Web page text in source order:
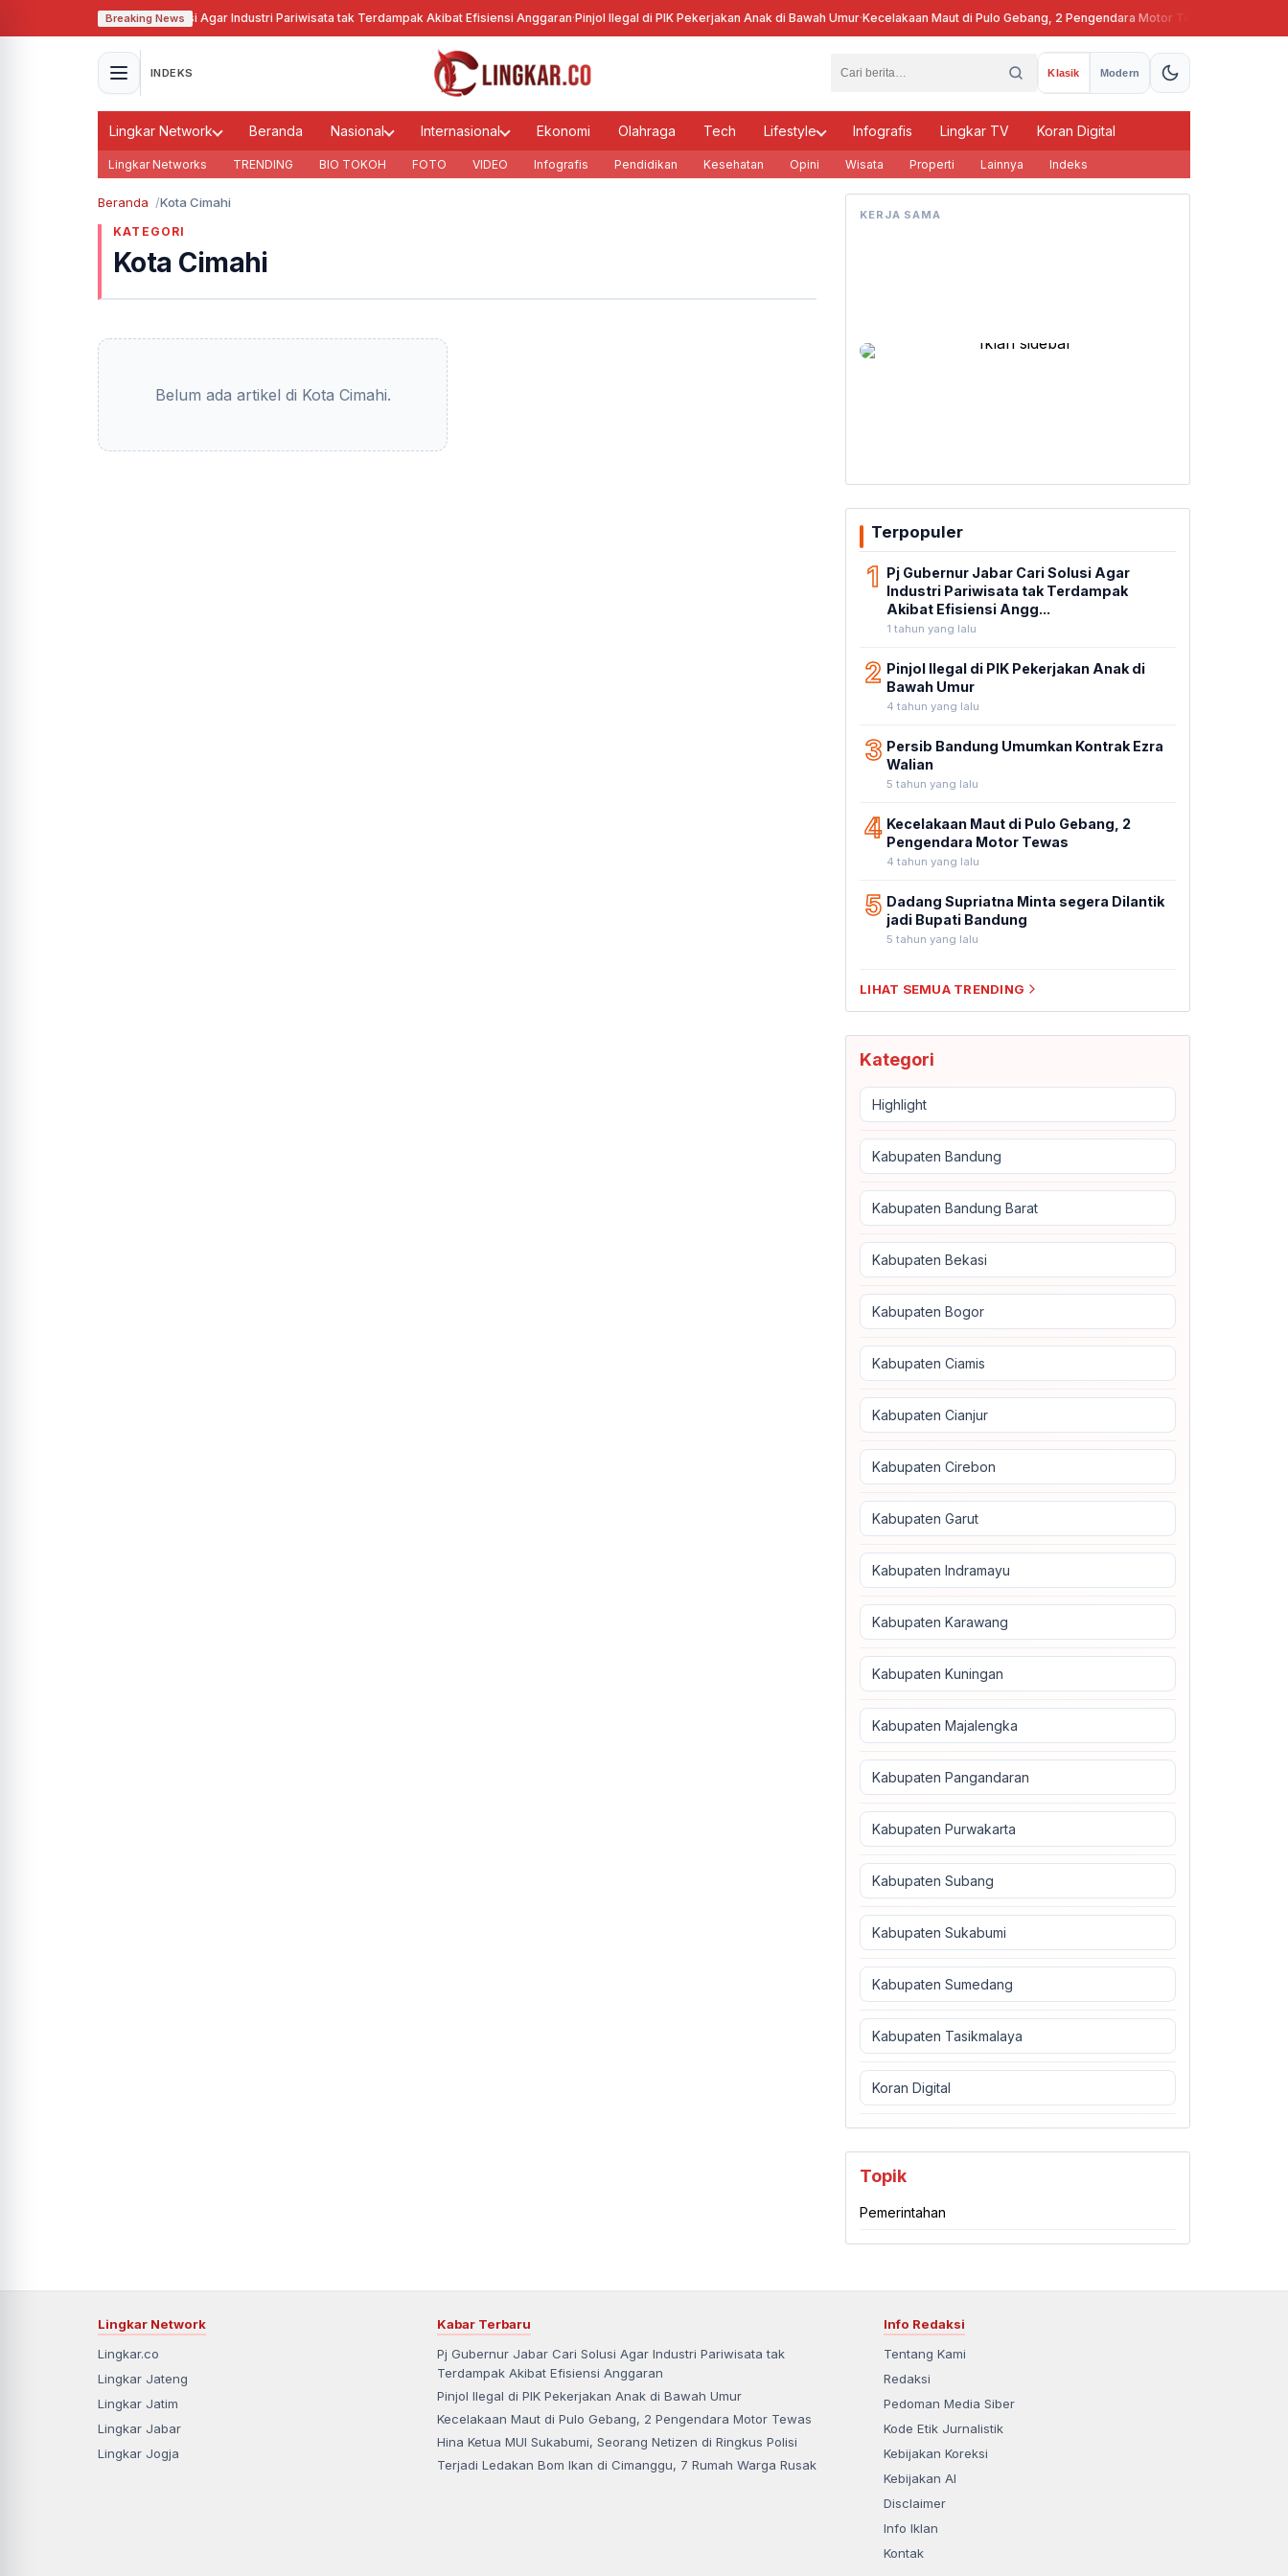
Breaking News
Pj Gubernur Jabar Cari Solusi Agar Industri Pariwisata tak Terdampak Akibat Efisiensi Anggaran·Pinjol Ilegal di PIK Pekerjakan Anak di Bawah Umur·Kecelakaan Maut di Pulo Gebang, 2 Pengendara Motor Tewas
INDEKS Klasik Modern
Lingkar Network Beranda Nasional Internasional Ekonomi Olahraga Tech Lifestyle Infografis Lingkar TV Koran Digital
Lingkar Networks TRENDING BIO TOKOH FOTO VIDEO Infografis Pendidikan Kesehatan Opini Wisata Properti Lainnya Indeks
Beranda Kota Cimahi
KATEGORI
Kota Cimahi
Belum ada artikel di Kota Cimahi.
KERJA SAMA
Terpopuler
1 Pj Gubernur Jabar Cari Solusi Agar
Industri Pariwisata tak Terdampak
Akibat Efisiensi Angg...
1 tahun yang lalu
2 Pinjol Ilegal di PIK Pekerjakan Anak di
Bawah Umur
4 tahun yang lalu
3 Persib Bandung Umumkan Kontrak Ezra
Walian
5 tahun yang lalu
4 Kecelakaan Maut di Pulo Gebang, 2
Pengendara Motor Tewas
4 tahun yang lalu
5 Dadang Supriatna Minta segera Dilantik
jadi Bupati Bandung
5 tahun yang lalu
LIHAT SEMUA TRENDING
Kategori
Highlight
Kabupaten Bandung
Kabupaten Bandung Barat
Kabupaten Bekasi
Kabupaten Bogor
Kabupaten Ciamis
Kabupaten Cianjur
Kabupaten Cirebon
Kabupaten Garut
Kabupaten Indramayu
Kabupaten Karawang
Kabupaten Kuningan
Kabupaten Majalengka
Kabupaten Pangandaran
Kabupaten Purwakarta
Kabupaten Subang
Kabupaten Sukabumi
Kabupaten Sumedang
Kabupaten Tasikmalaya
Koran Digital
Topik
Pemerintahan
Lingkar Network
Lingkar.co
Lingkar Jateng
Lingkar Jatim
Lingkar Jabar
Lingkar Jogja
Kabar Terbaru
Pj Gubernur Jabar Cari Solusi Agar Industri Pariwisata tak
Terdampak Akibat Efisiensi Anggaran
Pinjol Ilegal di PIK Pekerjakan Anak di Bawah Umur
Kecelakaan Maut di Pulo Gebang, 2 Pengendara Motor Tewas
Hina Ketua MUI Sukabumi, Seorang Netizen di Ringkus Polisi
Terjadi Ledakan Bom Ikan di Cimanggu, 7 Rumah Warga Rusak
Info Redaksi
Tentang Kami
Redaksi
Pedoman Media Siber
Kode Etik Jurnalistik
Kebijakan Koreksi
Kebijakan AI
Disclaimer
Info Iklan
Kontak